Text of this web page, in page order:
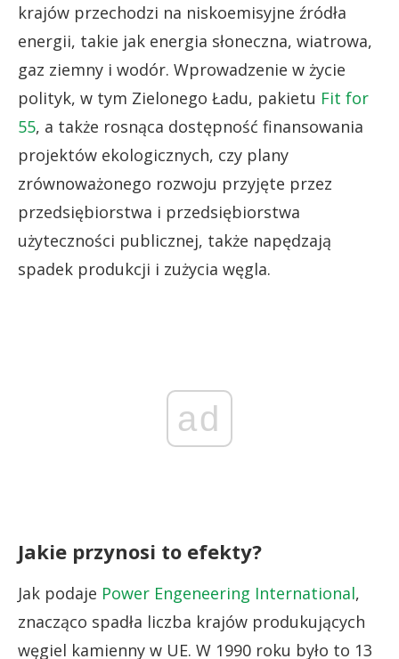
krajów przechodzi na niskoemisyjne źródła
energii, takie jak energia słoneczna, wiatrowa,
gaz ziemny i wodór. Wprowadzenie w życie
polityk, w tym Zielonego Ładu, pakietu Fit for
55, a także rosnąca dostępność finansowania
projektów ekologicznych, czy plany
zrównoważonego rozwoju przyjęte przez
przedsiębiorstwa i przedsiębiorstwa
użyteczności publicznej, także napędzają
spadek produkcji i zużycia węgla.
ad
Jakie przynosi to efekty?
Jak podaje Power Engeneering International,
znacząco spadła liczba krajów produkujących
węgiel kamienny w UE. W 1990 roku było to 13